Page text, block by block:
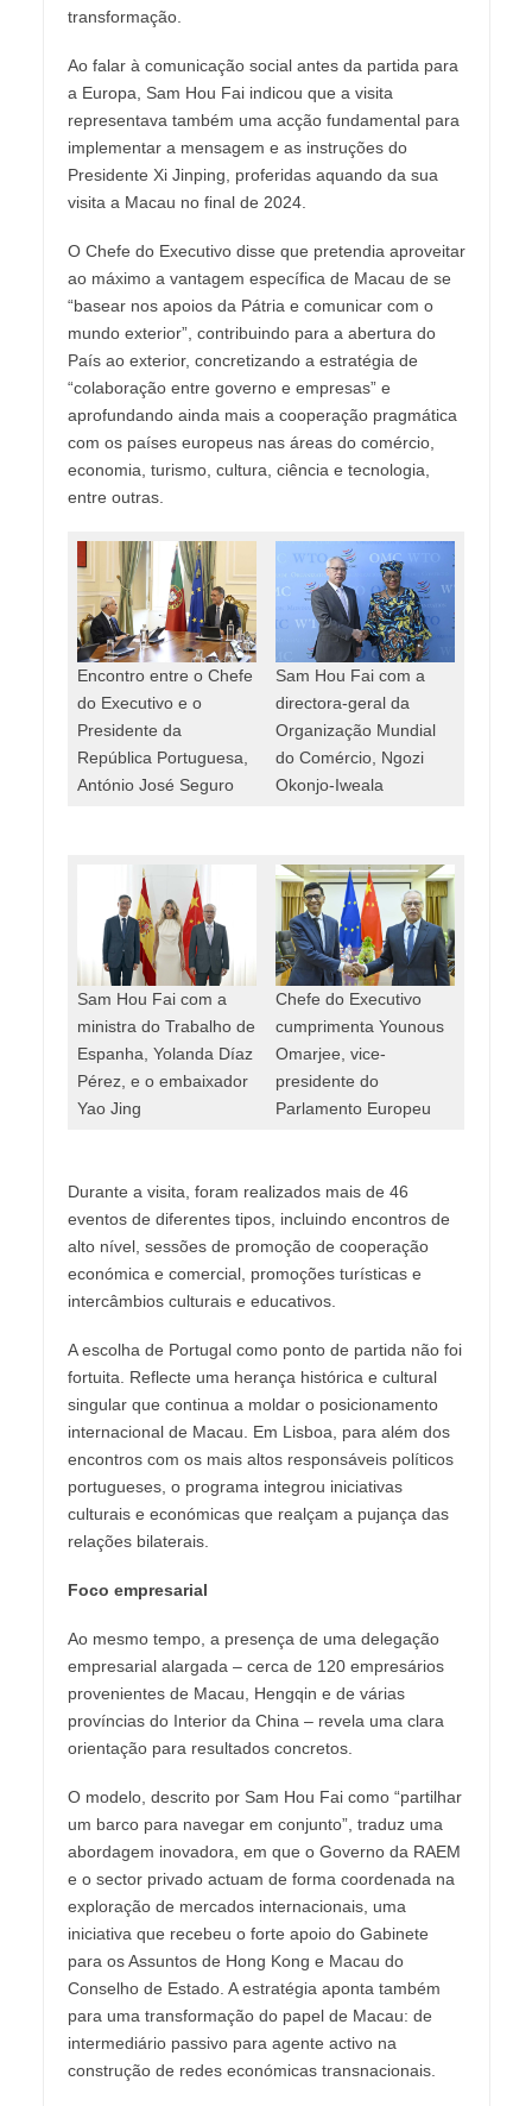
transformação.
Ao falar à comunicação social antes da partida para
a Europa, Sam Hou Fai indicou que a visita
representava também uma acção fundamental para
implementar a mensagem e as instruções do
Presidente Xi Jinping, proferidas aquando da sua
visita a Macau no final de 2024.
O Chefe do Executivo disse que pretendia aproveitar
ao máximo a vantagem específica de Macau de se
“basear nos apoios da Pátria e comunicar com o
mundo exterior”, contribuindo para a abertura do
País ao exterior, concretizando a estratégia de
“colaboração entre governo e empresas” e
aprofundando ainda mais a cooperação pragmática
com os países europeus nas áreas do comércio,
economia, turismo, cultura, ciência e tecnologia,
entre outras.
Encontro entre o Chefe
do Executivo e o
Presidente da
República Portuguesa,
António José Seguro
Sam Hou Fai com a
directora-geral da
Organização Mundial
do Comércio, Ngozi
Okonjo-Iweala
Sam Hou Fai com a
ministra do Trabalho de
Espanha, Yolanda Díaz
Pérez, e o embaixador
Yao Jing
Chefe do Executivo
cumprimenta Younous
Omarjee, vice-
presidente do
Parlamento Europeu
Durante a visita, foram realizados mais de 46
eventos de diferentes tipos, incluindo encontros de
alto nível, sessões de promoção de cooperação
económica e comercial, promoções turísticas e
intercâmbios culturais e educativos.
A escolha de Portugal como ponto de partida não foi
fortuita. Reflecte uma herança histórica e cultural
singular que continua a moldar o posicionamento
internacional de Macau. Em Lisboa, para além dos
encontros com os mais altos responsáveis políticos
portugueses, o programa integrou iniciativas
culturais e económicas que realçam a pujança das
relações bilaterais.
Foco empresarial
Ao mesmo tempo, a presença de uma delegação
empresarial alargada – cerca de 120 empresários
provenientes de Macau, Hengqin e de várias
províncias do Interior da China – revela uma clara
orientação para resultados concretos.
O modelo, descrito por Sam Hou Fai como “partilhar
um barco para navegar em conjunto”, traduz uma
abordagem inovadora, em que o Governo da RAEM
e o sector privado actuam de forma coordenada na
exploração de mercados internacionais, uma
iniciativa que recebeu o forte apoio do Gabinete
para os Assuntos de Hong Kong e Macau do
Conselho de Estado. A estratégia aponta também
para uma transformação do papel de Macau: de
intermediário passivo para agente activo na
construção de redes económicas transnacionais.